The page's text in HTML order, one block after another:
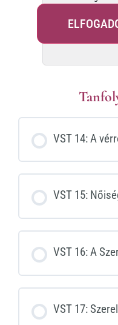
VST 14: A
VST 15:
VST 16: A
VST 17: